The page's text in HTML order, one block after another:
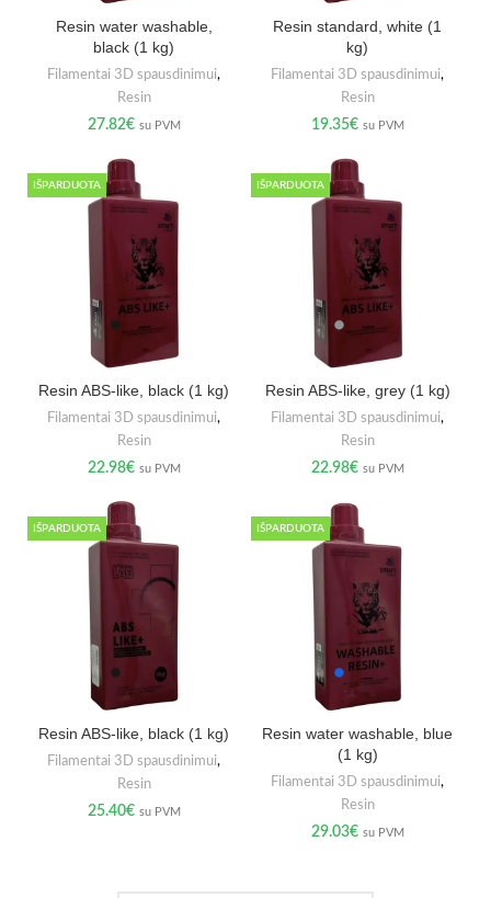
Resin water washable,
black (1 kg)
Filamentai 3D spausdinimui,
Resin
27.82€ su PVM
Resin standard, white (1
kg)
Filamentai 3D spausdinimui,
Resin
19.35€ su PVM
IŠPARDUOTA
Resin ABS-like, black (1 kg)
Filamentai 3D spausdinimui,
Resin
22.98€ su PVM
IŠPARDUOTA
Resin ABS-like, grey (1 kg)
Filamentai 3D spausdinimui,
Resin
22.98€ su PVM
IŠPARDUOTA
Resin ABS-like, black (1 kg)
Filamentai 3D spausdinimui,
Resin
25.40€ su PVM
IŠPARDUOTA
Resin water washable, blue
(1 kg)
Filamentai 3D spausdinimui,
Resin
29.03€ su PVM